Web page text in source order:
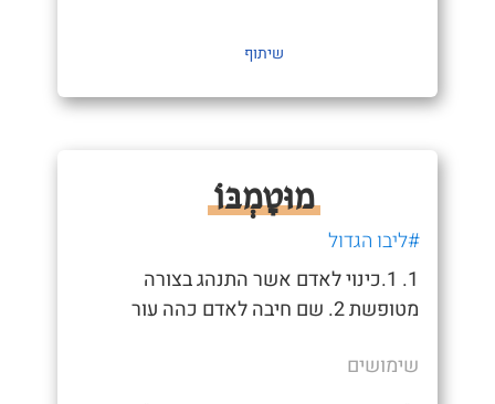
שיתוף
מוּטָמְבּוֹ
#ליבו הגדול
1. 1.כינוי לאדם אשר התנהג בצורה
מטופשת 2. שם חיבה לאדם כהה עור
שימושים